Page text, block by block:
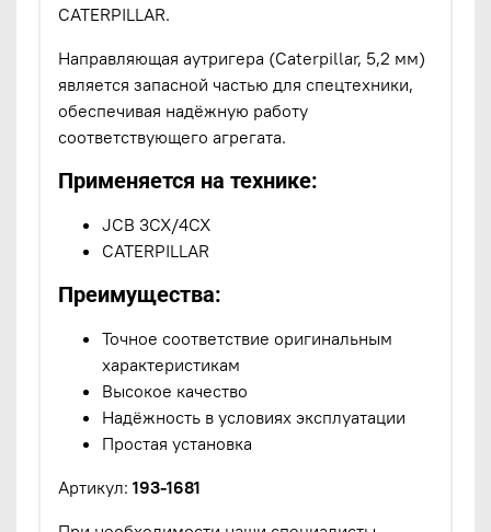
CATERPILLAR.
Направляющая аутригера (Caterpillar, 5,2 мм)
является запасной частью для спецтехники,
обеспечивая надёжную работу
соответствующего агрегата.
Применяется на технике:
JCB 3CX/4CX
CATERPILLAR
Преимущества:
Точное соответствие оригинальным
характеристикам
Высокое качество
Надёжность в условиях эксплуатации
Простая установка
Артикул: 193-1681